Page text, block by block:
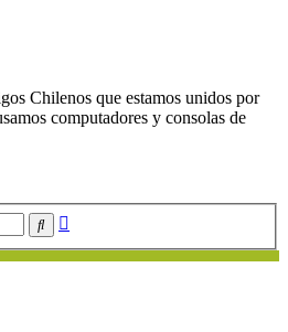
Chilenos que estamos unidos por
computadores y consolas de
Buscar